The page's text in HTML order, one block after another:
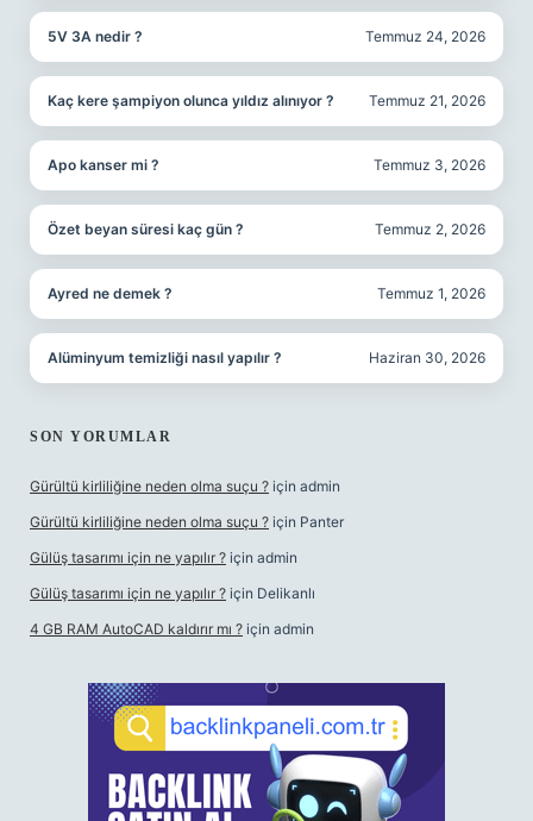
5V 3A nedir ? Temmuz 24, 2026
Kaç kere şampiyon olunca yıldız alınıyor ? Temmuz 21, 2026
Apo kanser mi ? Temmuz 3, 2026
Özet beyan süresi kaç gün ? Temmuz 2, 2026
Ayred ne demek ? Temmuz 1, 2026
Alüminyum temizliği nasıl yapılır ? Haziran 30, 2026
SON YORUMLAR
Gürültü kirliliğine neden olma suçu ? için admin
Gürültü kirliliğine neden olma suçu ? için Panter
Gülüş tasarımı için ne yapılır ? için admin
Gülüş tasarımı için ne yapılır ? için Delikanlı
4 GB RAM AutoCAD kaldırır mı ? için admin